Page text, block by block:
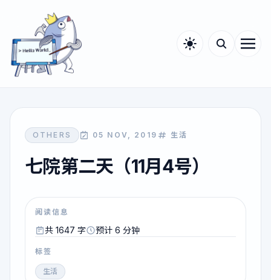
OTHERS 05 NOV, 2019 生活
七院第二天（11月4号）
阅读信息
共 1647 字 预计 6 分钟
标签
生活